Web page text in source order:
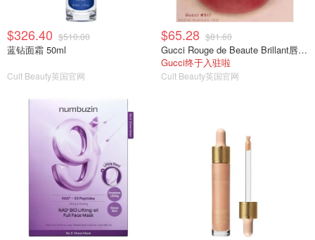
$326.40 $510.00
蓝钻面霜 50ml
Cult Beauty英国官网
$65.28 $81.60
Gucci Rouge de Beaute Brillant唇膏 1.8g
Gucci终于入驻啦
Cult Beauty英国官网